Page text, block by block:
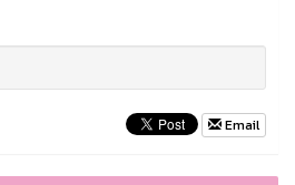
Email